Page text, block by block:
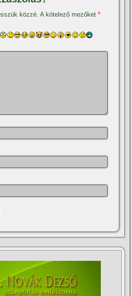
közzé. A kötelező mezőket*